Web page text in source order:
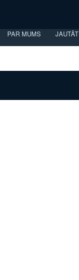
PAR MUMS
JAUTĀT